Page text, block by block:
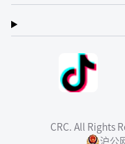
CRC. All Rights
沪公